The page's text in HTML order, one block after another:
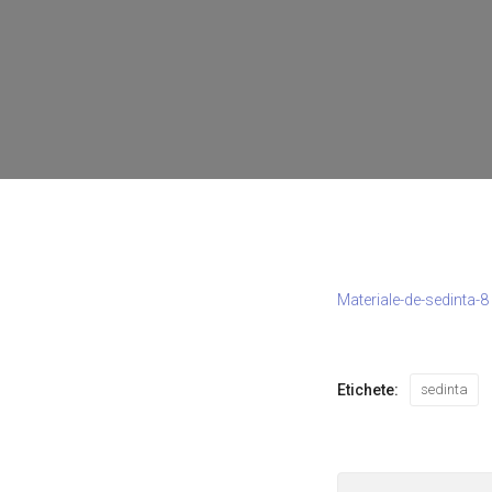
Materiale-de-sedinta-8
Etichete: sedinta